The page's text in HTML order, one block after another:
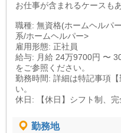
お仕事が含まれるケースも
職種: 無資格(ホームヘルパ
系/ホームヘルパー>
雇用形態: 正社員
給与: 月給 24万9700円 〜
をご参照ください。
勤務時間: 詳細は特記事項
い。
休日: 【休日】シフト制、完
勤務地